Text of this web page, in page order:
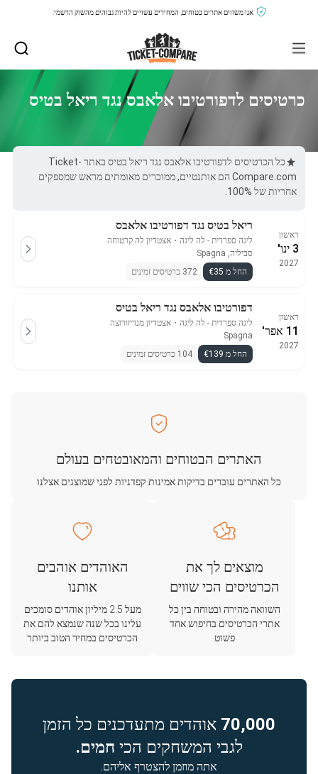
אנו משווים אתרים בטוחים, המחירים עשויים להיות גבוהים מהשוק הרשמי.
כרטיסים לדפורטיבו אלאבס נגד ריאל בטיס
כל הכרטיסים לדפורטיבו אלאבס נגד ריאל בטיס באתר Ticket-
Compare.com הם אותנטיים, ממוכרים מאומתים מראש שמספקים
אחריות של 100%.
ראשון
3 ינו'
2027
ריאל בטיס נגד דפורטיבו אלאבס
ליגה ספרדית - לה ליגה ・ אצטדיון לה קרטוחה
סביליה, Spagna
החל מ €35
372 כרטיסים זמינים
ראשון
11 אפר'
2027
דפורטיבו אלאבס נגד ריאל בטיס
ליגה ספרדית - לה ליגה ・ אצטדיון מנדיזורוצה
Spagna
החל מ €139
104 כרטיסים זמינים
האתרים הבטוחים והמאובטחים בעולם
כל האתרים עוברים בדיקות אמינות קפדניות לפני שמוצגים אצלנו
מוצאים לך את
הכרטיסים הכי שווים
השוואה מהירה ובטוחה בין כל
אתרי הכרטיסים בחיפוש אחד
פשוט
האוהדים אוהבים
אותנו
מעל 2.5 מיליון אוהדים סומכים
עלינו בכל שנה שנמצא להם את
הכרטיסים במחיר הטוב ביותר
70,000 אוהדים מתעדכנים כל הזמן
לגבי המשחקים הכי חמים.
אתה מוזמן להצטרף אליהם.